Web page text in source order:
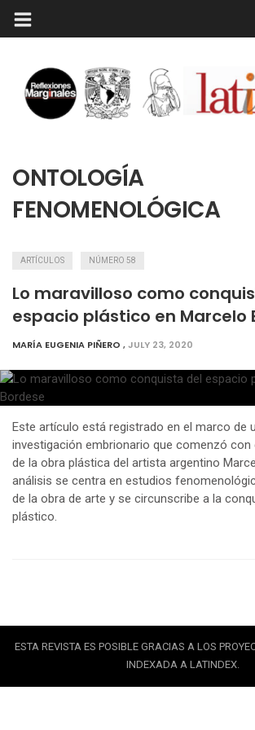
ONTOLOGÍA
FENOMENOLÓGICA
ARTÍCULOS NÚMERO 58
Lo maravilloso como
espacio plástico en Marcelo
MARÍA EUGENIA PIÑERO ,JULY 23, 2020
Este artículo está registrado en el marco de
investigación embrionario que comenzó con
de la obra plástica del artista argentino
análisis se centra en estudios
de la obra de arte y se circunscribe a la
plástico.
ESTA REVISTA ES POSIBLE GRACIAS A LOS
INDEXADA A LATINDEX.